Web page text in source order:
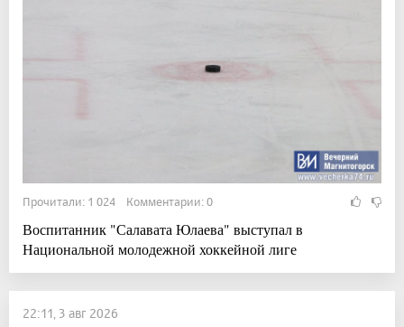
Прочитали: 1 024 Комментарии: 0
Воспитанник "Салавата Юлаева" выступал в
Национальной молодежной хоккейной лиге
22:11, 3 авг 2026